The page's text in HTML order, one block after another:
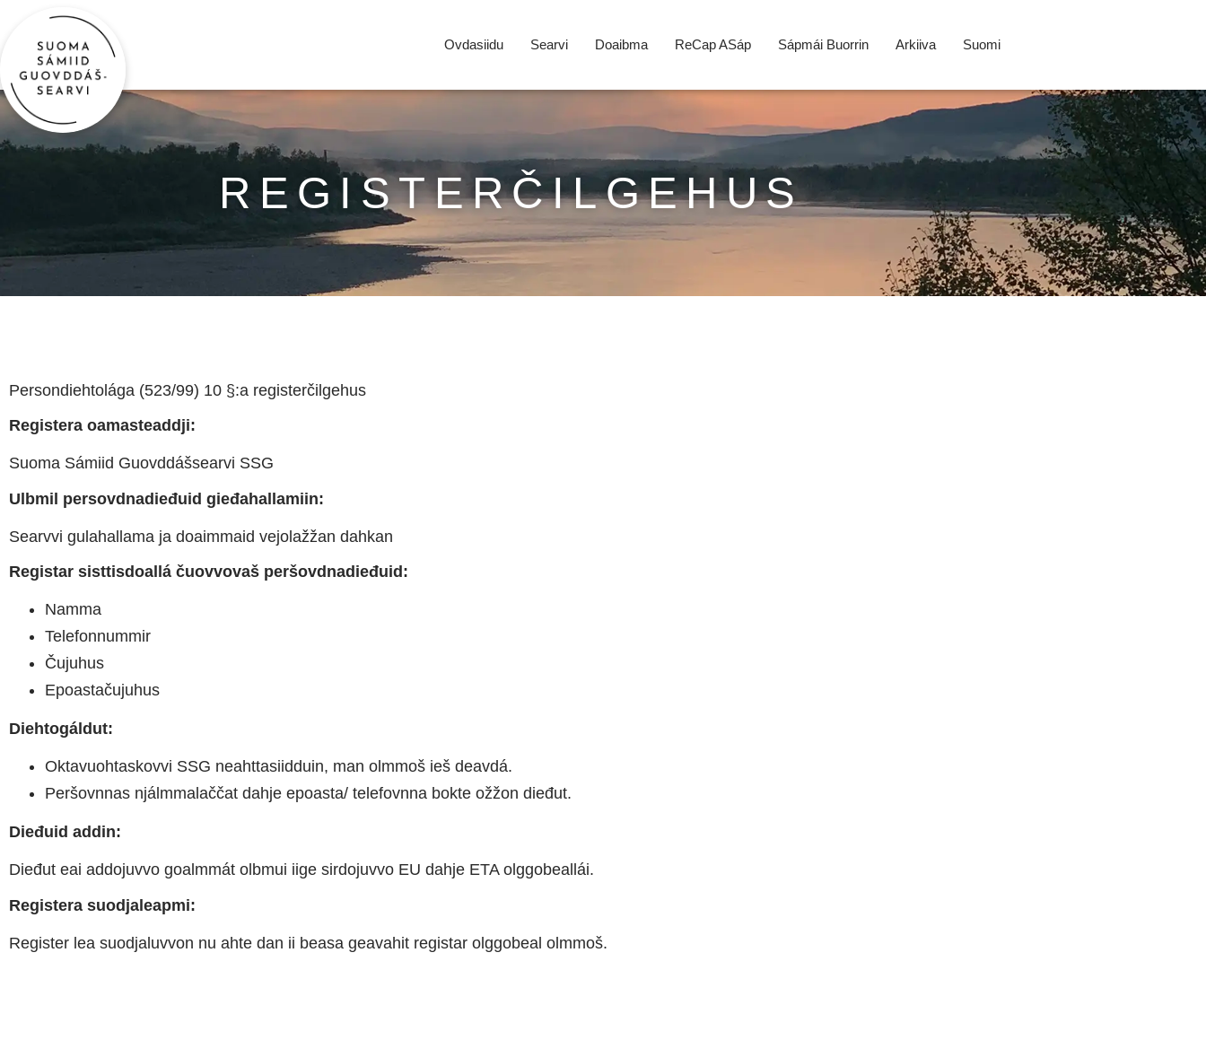
Ovdasiidu Searvi Doaibma ReCap ASáp Sápmái Buorrin Arkiiva Suomi
REGISTERČILGEHUS
Persondiehtolága (523/99) 10 §:a registerčilgehus
Registera oamasteaddji:
Suoma Sámiid Guovddášsearvi SSG
Ulbmil persovdnadieđuid gieđahallamiin:
Searvvi gulahallama ja doaimmaid vejolažžan dahkan
Registar sisttisdoallá čuovvovaš peršovdnadieđuid:
Namma
Telefonnummir
Čujuhus
Epoastačujuhus
Diehtogáldut:
Oktavuohtaskovvi SSG neahttasiidduin, man olmmoš ieš deavdá.
Peršovnnas njálmmalaččat dahje epoasta/ telefovnna bokte ožžon dieđut.
Dieđuid addin:
Dieđut eai addojuvvo goalmmát olbmui iige sirdojuvvo EU dahje ETA olggobeallái.
Registera suodjaleapmi:
Register lea suodjaluvvon nu ahte dan ii beasa geavahit registar olggobeal olmmoš.